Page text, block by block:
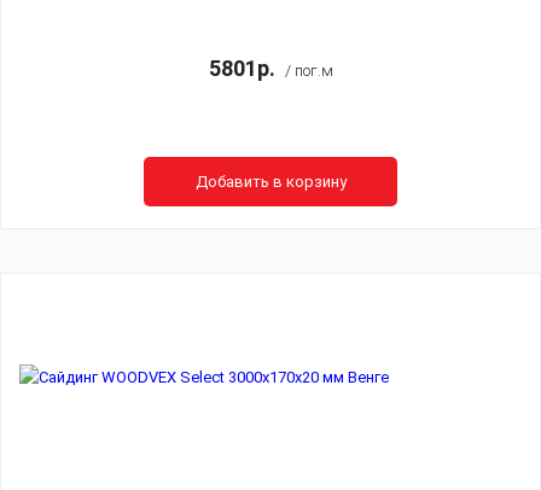
5801р. / пог.м
Добавить в корзину